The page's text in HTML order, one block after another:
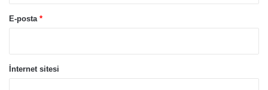
E-posta *
İnternet sitesi